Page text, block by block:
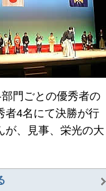
門ごとの優秀者の
者4名にて決勝が行
が、見事、栄光の大